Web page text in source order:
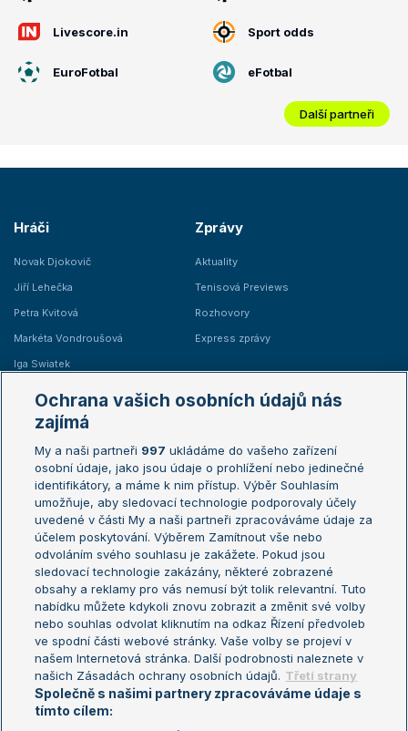
Livescore.in Sport odds
EuroFotbal eFotbal
Další partneři
Hráči
Novak Djokovič
Jiří Lehečka
Petra Kvitová
Markéta Vondroušová
Iga Swiatek
Zprávy
Aktuality
Tenisová Previews
Rozhovory
Express zprávy
Žebříčky
Žebříček ATP (muži)
Žebříček WTA (ženy)
Sázkařský žebříček
Australian Open
French Open
Wimbledon
US Open
Turnaj mistrů
Turnaj mistryň
Aktualní trendy
Fotbalové přestupy
Livesport Daily
LS Prague Open
Ochrana vašich osobních údajů nás
zajímá
My a naši partneři 997 ukládáme do vašeho zařízení
osobní údaje, jako jsou údaje o prohlížení nebo jedinečné
identifikátory, a máme k nim přístup. Výběr Souhlasím
umožňuje, aby sledovací technologie podporovaly účely
uvedené v části My a naši partneři zpracováváme údaje za
účelem poskytování. Výběrem Zamítnout vše nebo
odvoláním svého souhlasu je zakážete. Pokud jsou
sledovací technologie zakázány, některé zobrazené
obsahy a reklamy pro vás nemusí být tolik relevantní. Tuto
nabídku můžete kdykoli znovu zobrazit a změnit své volby
nebo souhlas odvolat kliknutím na odkaz Řízení předvoleb
ve spodní části webové stránky. Vaše volby se projeví v
našem Internetová stránka. Další podrobnosti naleznete v
našich Zásadách ochrany osobních údajů. Třetí strany
Společně s našimi partnery zpracováváme údaje s
tímto cílem: